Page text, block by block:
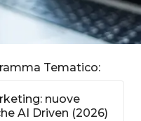
Tematico:
nuove
AI Driven (2026)